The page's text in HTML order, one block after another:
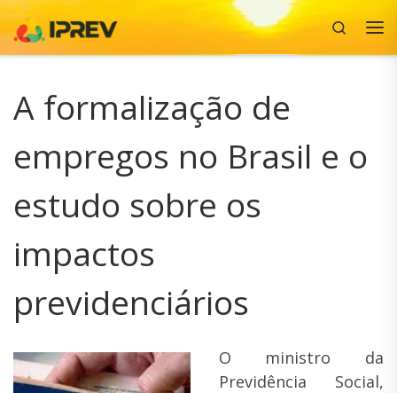
Skip to content
Search
A formalização de
empregos no Brasil e o
estudo sobre os
impactos
previdenciários
O ministro da
Previdência Social,